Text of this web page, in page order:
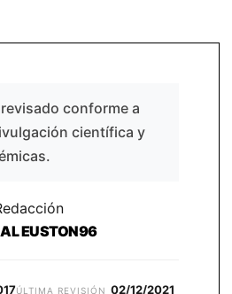
conforme a
científica y
EUSTON96
ÚLTIMA REVISIÓN 02/12/2021